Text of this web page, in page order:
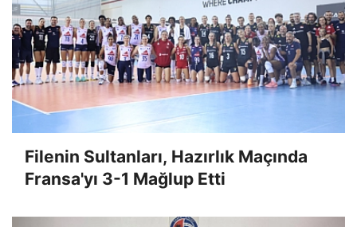
Filenin Sultanları, Hazırlık Maçında
Fransa'yı 3-1 Mağlup Etti